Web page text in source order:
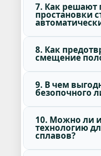
7. Как решают
простановки
8. Как
смещение
9. В чем
безопочного
10. Можно ли
технологию
сплавов?